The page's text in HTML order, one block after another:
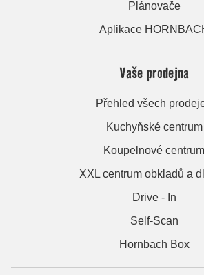
Plánovače
Aplikace
Vaše prodejna
Přehled všech
Kuchyňské centrum
Koupelnové centrum
XXL centrum obkladů a
Drive - In
Self-Scan
Hornbach Box